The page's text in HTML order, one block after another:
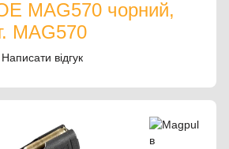
MAG570 чорний,
MAG570
Написати відгук